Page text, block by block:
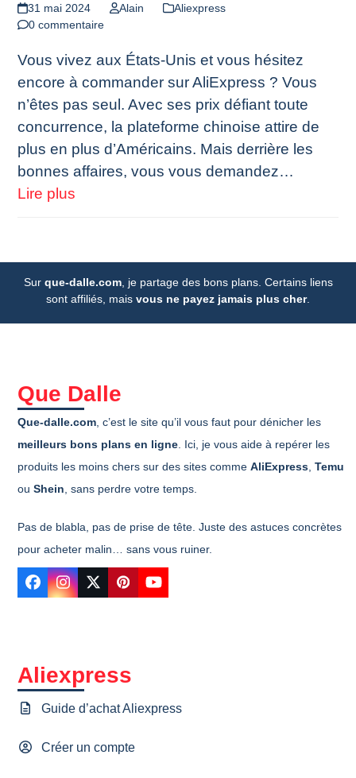
31 mai 2024 Alain
Aliexpress
0 commentaire
Vous vivez aux États‑Unis et vous hésitez
encore à commander sur AliExpress ? Vous
n’êtes pas seul. Avec ses prix défiant toute
concurrence, la plateforme chinoise attire de
plus en plus d’Américains. Mais derrière les
bonnes affaires, vous vous demandez…
Lire plus
Sur que-dalle.com, je partage des bons plans. Certains liens
sont affiliés, mais vous ne payez jamais plus cher.
Que Dalle
Que-dalle.com , c’est le site qu’il vous faut pour dénicher les
meilleurs bons plans en ligne . Ici, je vous aide à repérer les
produits les moins chers sur des sites commeAliExpress ,Temu
ouShein , sans perdre votre temps.
Pas de blabla, pas de prise de tête. Juste des astuces concrètes
pour acheter malin… sans vous ruiner.
Facebook
Instagram
TwitterPinterestYouTube
Aliexpress
Guide d’achat Aliexpress
Créer un compte